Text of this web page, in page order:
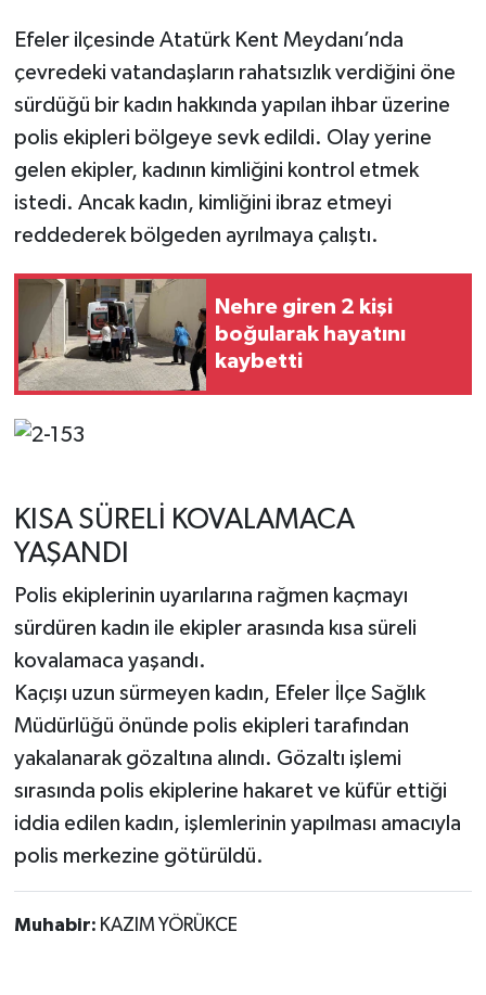
Efeler ilçesinde Atatürk Kent Meydanı’nda
çevredeki vatandaşların rahatsızlık verdiğini öne
sürdüğü bir kadın hakkında yapılan ihbar üzerine
polis ekipleri bölgeye sevk edildi. Olay yerine
gelen ekipler, kadının kimliğini kontrol etmek
istedi. Ancak kadın, kimliğini ibraz etmeyi
reddederek bölgeden ayrılmaya çalıştı.
Nehre giren 2 kişi
boğularak hayatını
kaybetti
KISA SÜRELİ KOVALAMACA
YAŞANDI
Polis ekiplerinin uyarılarına rağmen kaçmayı
sürdüren kadın ile ekipler arasında kısa süreli
kovalamaca yaşandı.
Kaçışı uzun sürmeyen kadın, Efeler İlçe Sağlık
Müdürlüğü önünde polis ekipleri tarafından
yakalanarak gözaltına alındı. Gözaltı işlemi
sırasında polis ekiplerine hakaret ve küfür ettiği
iddia edilen kadın, işlemlerinin yapılması amacıyla
polis merkezine götürüldü.
Muhabir: KAZIM YÖRÜKCE